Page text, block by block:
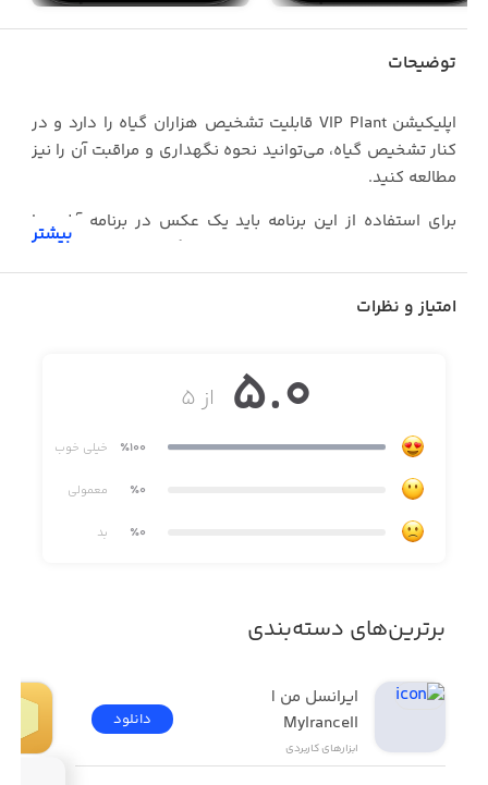
توضیحات
اپلیکیشن VIP Plant قابلیت تشخیص هزاران گیاه را دارد و در
کنار تشخیص گیاه، می‌توانید نحوه نگهداری و مراقبت آن را نیز
مطالعه کنید.
برای استفاده از این برنامه باید یک عکس در برنامه آپلود یا
اسکن کنید تا تمام اطلاعات مربوط به گیاه برای شما نمایش
داده شود.
بیشتر
امتیاز و نظرات
از ۵ 5.0
٪100 خیلی خوب
٪0 معمولی
٪0 بد
برترین‌های دسته‌بندی
MyIrancell
ابزار‌های کاربردی
دانلود